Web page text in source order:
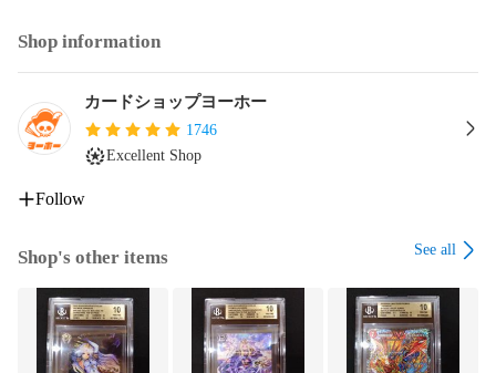
Shop information
カードショップヨーホー
1746
Excellent Shop
Follow
Shop's other items See all